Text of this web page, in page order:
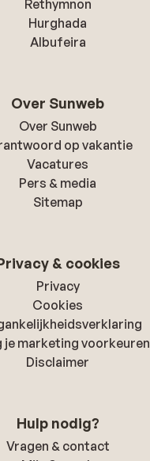
Rethymnon
Hurghada
Albufeira
Over Sunweb
Over Sunweb
op vakantie
Vacatures
Pers & media
Sitemap
& cookies
Privacy
Cookies
je marketing voorkeuren
Disclaimer
Hulp nodig?
Vragen & contact